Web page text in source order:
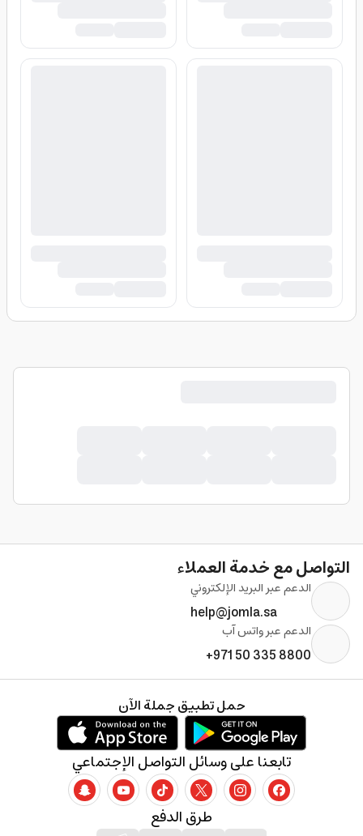
التواصل مع خدمة العملاء
الدعم عبر البريد الإلكتروني
help@jomla.sa
الدعم عبر واتس آب
+971 50 335 8800
طرق الدفع
تابعنا على وسائل التواصل الإجتماعي
حمل تطبيق جملة الآن